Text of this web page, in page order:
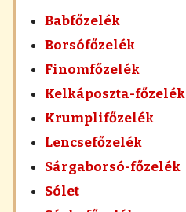
Babfőzelék
Borsófőzelék
Finomfőzelék
Kelkáposzta-főzelék
Krumplifőzelék
Lencsefőzelék
Sárgaborsó-főzelék
Sólet